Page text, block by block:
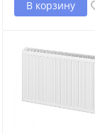
В корзину